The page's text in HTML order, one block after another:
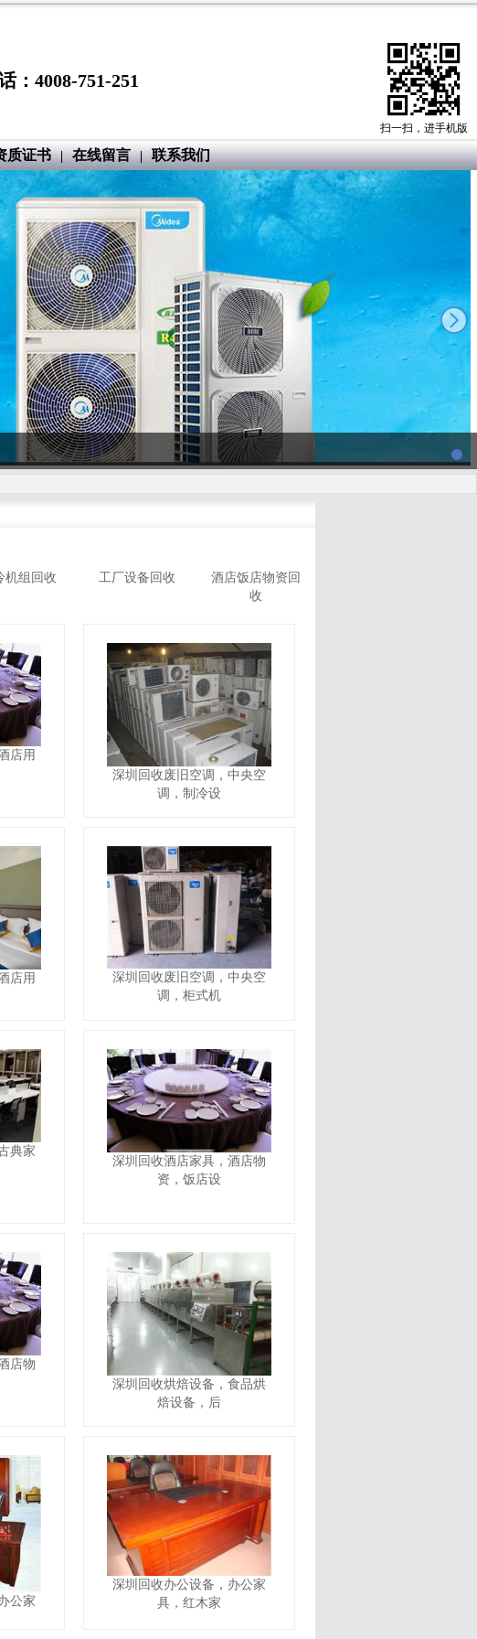
扫一扫，进手机版
：4008-751-251
质证书 | 在线留言 | 联系我们
next
机组回收 工厂设备回收
酒店饭店物资回
收
店用
深圳回收废旧空调，中央空
调，制冷设
店用
深圳回收废旧空调，中央空
调，柜式机
典家
深圳回收酒店家具，酒店物
资，饭店设
店物
深圳回收烘焙设备，食品烘
焙设备，后
公家
深圳回收办公设备，办公家
具，红木家